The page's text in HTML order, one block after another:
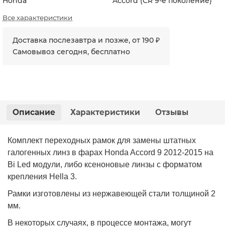
Все характеристики
Доставка послезавтра и позже, от 190 ₽
Самовывоз сегодня, бесплатно
Описание Характеристики Отзывы
Комплект переходных рамок для замены штатных
галогенных линз в фарах Honda Accord 9 2012-2015 на
Bi Led модули, либо ксеноновые линзы с форматом
крепления Hella 3.
Рамки изготовлены из нержавеющей стали толщиной 2
мм.
В некоторых случаях, в процессе монтажа, могут